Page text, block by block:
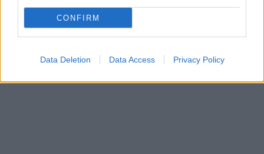
CONFIRM
Data Deletion Data Access Privacy Policy